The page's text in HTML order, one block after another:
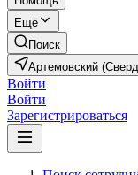
Ещё
Поиск
Артемовский
Войти
Войти
Зарегистрироваться